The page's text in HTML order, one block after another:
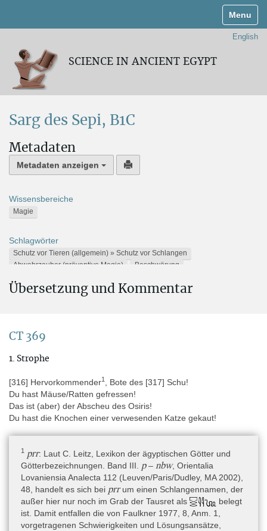
English
SCIENCE IN ANCIENT EGYPT
Sarg des Sepi, B1C
Metadaten
Metadaten anzeigen
Wissensbereiche
Magie
Schlagwörter
Schutz vor Tieren (allgemein) » Schutz vor Schlangen
Abwehrzauber (präventive Magie)
Beschwörung
Aufbewahrungsort
Inventarnummern:
JdE 32868
Erwerbsgeschichte
Der Sarg wurde während der Grabung im Auftrag der ägyptischen
Antikenbehörde im November oder Dezember 1897 durch G.
Daressy in Deir el-Berscheh entdeckt und gelangte darüber ins
Daressy 1900).
Herkunft
Niltal von Kairo bis Assiut » zwischen Beni Hassan und Tell el-
Amarna » östliches Ufer » el-Berscheh
Übersetzung und Kommentar
CT 369
1. Strophe
[316] Hervorkommender1
, Bote des [317] Schu!
Du hast Mäuse/Ratten gefressen!
Das ist (aber) der Abscheu des Osiris!
Du hast die Knochen einer verwesenden Katze gekaut!
1 prr: Laut C. Leitz, Lexikon der ägyptischen Götter und
Götterbezeichnungen. Band III. p– nbw, Orientalia
Lovaniensia Analecta 112 (Leuven/Paris/Dudley, MA 2002),
48, handelt es sich bei prrum einen Schlangennamen, der
außer hier nur noch im Grab der Tausret als
belegt
ist. Damit entfallen die von Faulkner 1977, 8, Anm. 1,
vorgetragenen Schwierigkeiten und Lösungsansätze,